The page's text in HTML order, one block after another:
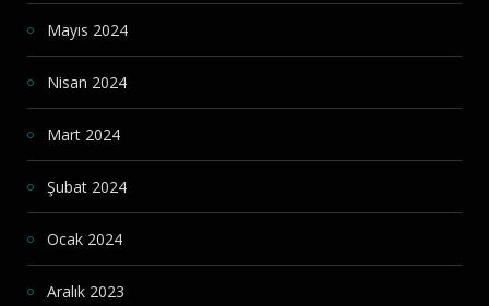
Mayıs 2024
Nisan 2024
Mart 2024
Şubat 2024
Ocak 2024
Aralık 2023